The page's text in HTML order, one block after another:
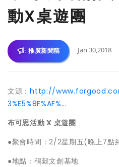
動X桌遊團
推廣新聞稿 Jan 30,2018
文源：http://
3%E5%8F%AF%...
布可思活動 X 桌遊團
●聚會時間：2/2星期五(晚上7點
●地點：鴀穀文創基地